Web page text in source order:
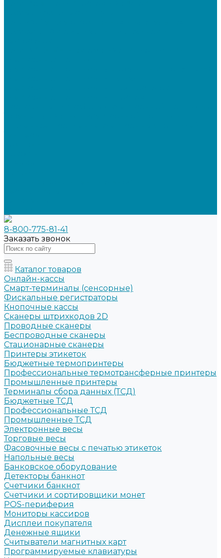
8-800-775-81-41
Заказать звонок
Каталог товаров
Онлайн-кассы
Смарт-терминалы (сенсорные)
Фискальные регистраторы
Кнопочные кассы
Сканеры штрихкодов 2D
Проводные сканеры
Беспроводные сканеры
Стационарные сканеры
Принтеры этикеток
Бюджетные термопринтеры
Профессиональные термотрансферные принтеры
Промышленные принтеры
Терминалы сбора данных (ТСД)
Бюджетные ТСД
Профессиональные ТСД
Промышленные ТСД
Электронные весы
Торговые весы
Фасовочные весы с печатью этикеток
Напольные весы
Банковское оборудование
Детекторы банкнот
Счетчики банкнот
Счетчики и сортировщики монет
POS-периферия
Мониторы кассиров
Дисплеи покупателя
Денежные ящики
Считыватели магнитных карт
Программируемые клавиатуры